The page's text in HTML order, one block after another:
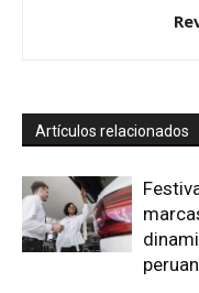
Artículos relacionados